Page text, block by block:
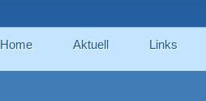
Home Aktuell Links